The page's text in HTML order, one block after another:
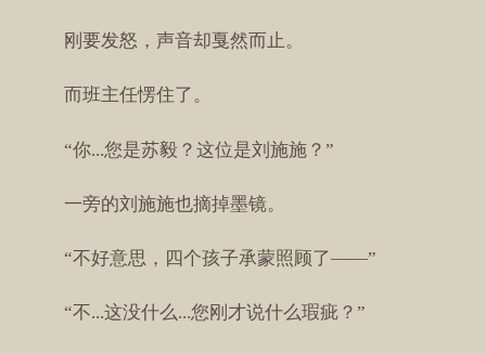
刚要发怒，声音却戛然而止。
而班主任愣住了。
“你...您是苏毅？这位是刘施施？”
一旁的刘施施也摘掉墨镜。
“不好意思，四个孩子承蒙照顾了——”
“不...这没什么...您刚才说什么瑕疵？”